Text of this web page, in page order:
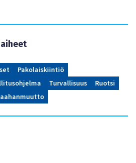
Pakolaiskiintiö
Turvallisuus
Ruotsi